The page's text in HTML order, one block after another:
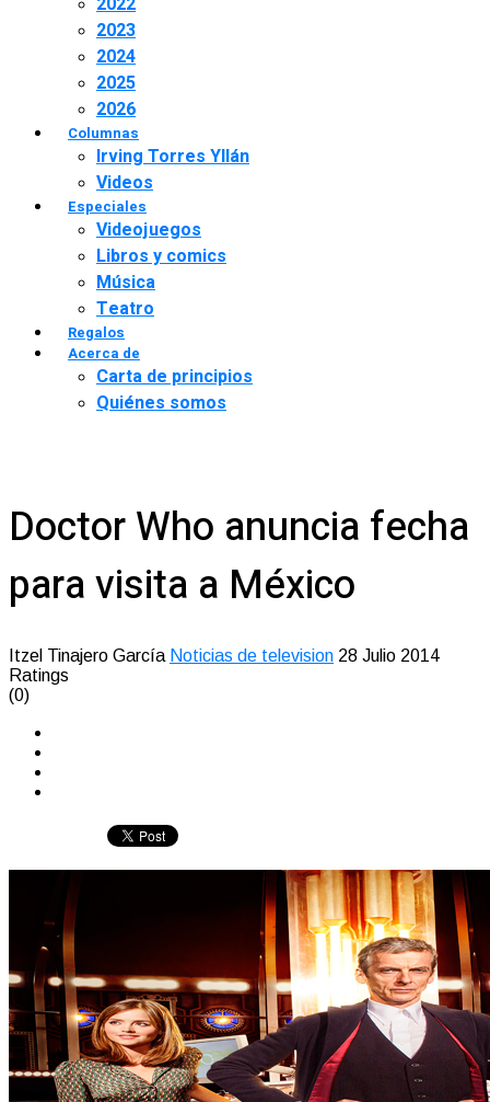
2023
2024
2025
2026
Columnas
Irving Torres Yllán
Videos
Especiales
Videojuegos
Libros y comics
Música
Teatro
Regalos
Acerca de
Carta de principios
Quiénes somos
Doctor Who anuncia fecha
para visita a México
Itzel Tinajero García Noticias de television 28 Julio 2014
Ratings
(0)